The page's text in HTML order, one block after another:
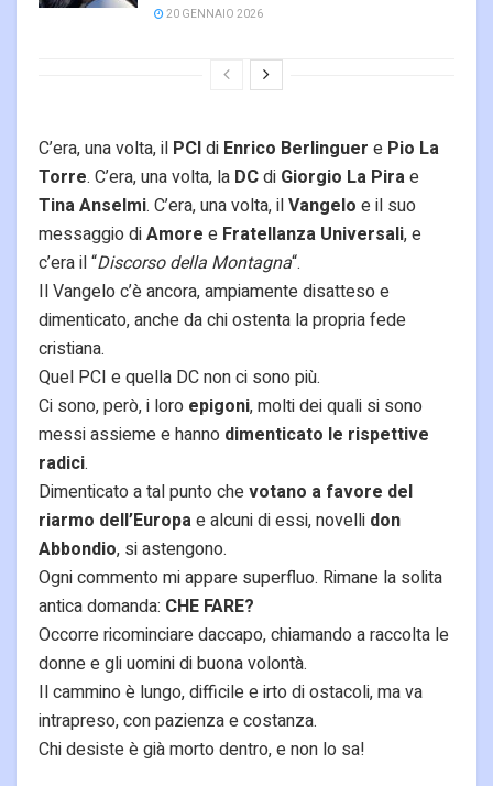
20 GENNAIO 2026
C’era, una volta, il PCIdi Enrico Berlinguer e Pio La
Torre. C’era, una volta, la DCdi Giorgio La Pirae
Tina Anselmi. C’era, una volta, ilVangelo e il suo
messaggio diAmore e Fratellanza Universali, e
c’era il “Discorso della Montagna“.
Il Vangelo c’è ancora, ampiamente disatteso e
dimenticato, anche da chi ostenta la propria fede
cristiana.
Quel PCI e quella DC non ci sono più.
Ci sono, però, i loro epigoni, molti dei quali si sono
messi assieme e hanno dimenticato le rispettive
radici.
Dimenticato a tal punto chevotano a favore del
riarmo dell’Europae alcuni di essi, novelli don
Abbondio, si astengono.
Ogni commento mi appare superfluo. Rimane la solita
antica domanda: CHE FARE?
Occorre ricominciare daccapo, chiamando a raccolta le
donne e gli uomini di buona volontà.
Il cammino è lungo, difficile e irto di ostacoli, ma va
intrapreso, con pazienza e costanza.
Chi desiste è già morto dentro, e non lo sa!